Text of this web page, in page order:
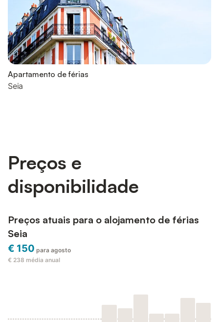
Apartamento de férias
Seia
Preços e
disponibilidade
Preços atuais para o alojamento de férias
Seia
€ 150 para agosto
€ 238 média anual